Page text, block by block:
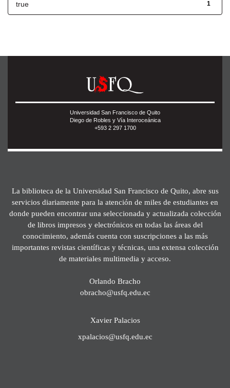
1
true
Universidad San Francisco de Quito
Diego de Robles y Vía Interoceánica
+593 2 297 1700
La biblioteca de la Universidad San Francisco de Quito, abre sus
servicios diariamente para la atención de miles de estudiantes en
donde pueden encontrar una seleccionada y actualizada colección
de libros impresos y electrónicos en todas las áreas del
conocimiento, además cuenta con suscripciones a las más
importantes revistas científicas y técnicas, una extensa colección
de materiales multimedia y acceso.
Orlando Bracho
obracho@usfq.edu.ec
Xavier Palacios
xpalacios@usfq.edu.ec